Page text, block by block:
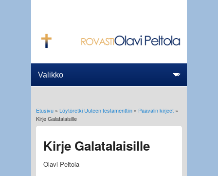
Olet täällä
Etusivu» Löytöretki Uuteen testamenttiin» Paavalin kirjeet»
Kirje Galatalaisille
Kirje Galatalaisille
Olavi Peltola